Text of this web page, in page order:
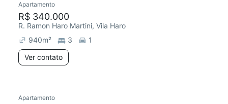
Apartamento
R$ 340.000
R. Ramon Haro Martini, Vila Haro
940m² 3
1
Ver contato
Redecorar
Apartamento